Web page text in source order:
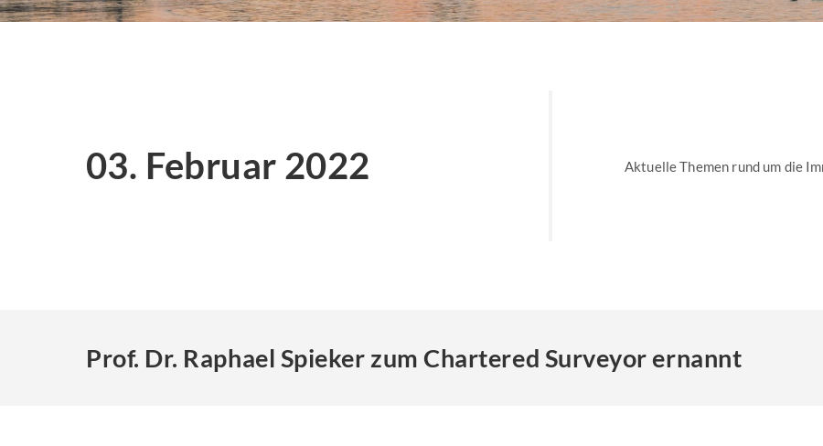
03. Februar 2022 Aktuelle Themen rund um die
Prof. Dr. Raphael Spieker zum Chartered Surveyor ernannt